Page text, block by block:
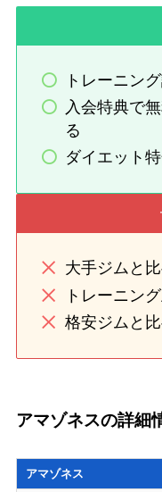
トレーニン
入会特典で
る
ダイエット
大手ジムと
トレーニン
格安ジムと
アマゾネスの詳細
アマゾネス